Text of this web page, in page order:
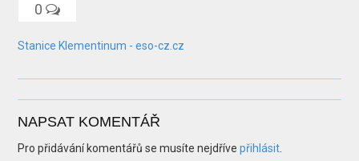
0
Stanice Klementinum - eso-cz.cz
NAPSAT KOMENTÁŘ
Pro přidávání komentářů se musíte nejdřívepřihlásit